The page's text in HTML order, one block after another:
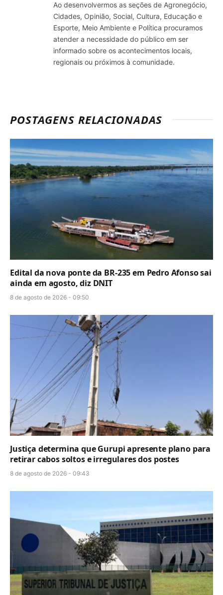
Ao desenvolvermos as seções de Agronegócio,
Cidades, Opinião, Social, Cultura, Educação e
Esporte, Meio Ambiente e Política procuramos
atender a necessidade do público em ser
informado sobre os acontecimentos locais,
regionais ou próximos à comunidade.
POSTAGENS RELACIONADAS
Edital da nova ponte da BR-235 em Pedro Afonso sai
ainda em agosto, diz DNIT
8 de agosto de 2026 - 09:50
Justiça determina que Gurupi apresente plano para
retirar cabos soltos e irregulares dos postes
8 de agosto de 2026 - 09:43